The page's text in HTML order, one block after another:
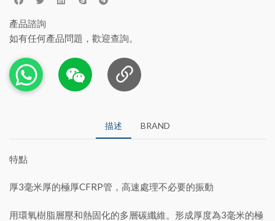
產品諮詢
如有任何產品問題，歡迎查詢。
描述 BRAND
特點
厚3毫米厚的極厚CFRP管，高速處理不必要的振動
用環氧樹脂層壓和熱固化的多層碳纖維。形成厚度為3毫米的極